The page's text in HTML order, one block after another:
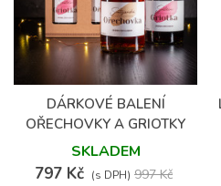
DÁRKOVÉ BALENÍ
OŘECHOVKY A GRIOTKY
SKLADEM
797 Kč (s DPH) 997 Kč